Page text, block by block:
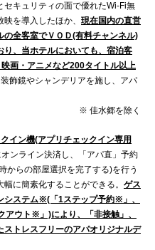
セキュリティの面で優れたWi-Fi無
を導入したほか、 現在国内の直営
全客室でＶＯＤ(有料チャンネル)
り、当ホテルにおいても、宿泊客
画・アニメなど200タイトル以上
飾鏡やシャンデリアを施し、アパ
※ 佳水郷を除く
イン機(アプリチェックイン専用
ンライン決済し、「アパ直」予約
からの部屋選択を完了する)を行う
に簡素化することができる。 ゲス
システム※(「1ステップ予約※」、
アウト※」)により、「非接触」、
ストレスフリーのアパオリジナルデ